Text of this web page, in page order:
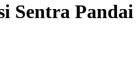
Sentra Pandai